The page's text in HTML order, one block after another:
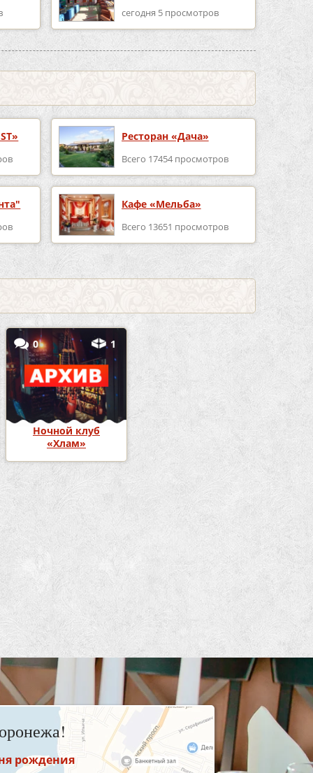
сегодня 5 просмотров
Ресторан «Дача»
Всего 17454 просмотров
Кафе «Мельба»
Всего 13651 просмотров
0 1
Ночной клуб
«Хлам»
рождения